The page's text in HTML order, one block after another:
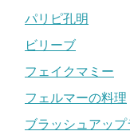
パリピ孔明
ビリーブ
フェイクマミー
フェルマーの料理
ブラッシュアップ